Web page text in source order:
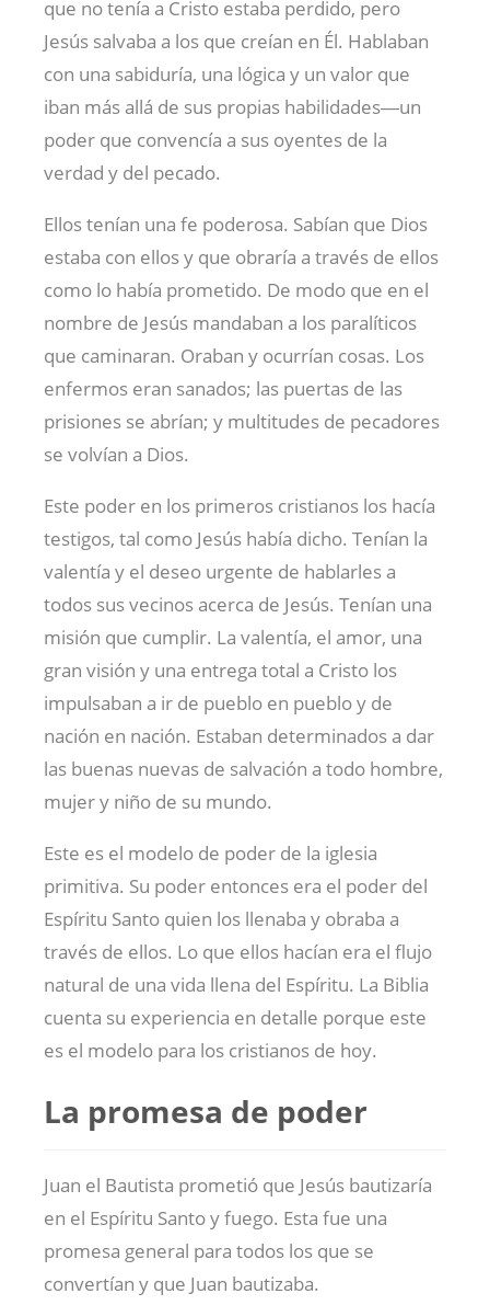
que no tenía a Cristo estaba perdido, pero
Jesús salvaba a los que creían en Él. Hablaban
con una sabiduría, una lógica y un valor que
iban más allá de sus propias habilidades―un
poder que convencía a sus oyentes de la
verdad y del pecado.
Ellos tenían una fe poderosa. Sabían que Dios
estaba con ellos y que obraría a través de ellos
como lo había prometido. De modo que en el
nombre de Jesús mandaban a los paralíticos
que caminaran. Oraban y ocurrían cosas. Los
enfermos eran sanados; las puertas de las
prisiones se abrían; y multitudes de pecadores
se volvían a Dios.
Este poder en los primeros cristianos los hacía
testigos, tal como Jesús había dicho. Tenían la
valentía y el deseo urgente de hablarles a
todos sus vecinos acerca de Jesús. Tenían una
misión que cumplir. La valentía, el amor, una
gran visión y una entrega total a Cristo los
impulsaban a ir de pueblo en pueblo y de
nación en nación. Estaban determinados a dar
las buenas nuevas de salvación a todo hombre,
mujer y niño de su mundo.
Este es el modelo de poder de la iglesia
primitiva. Su poder entonces era el poder del
Espíritu Santo quien los llenaba y obraba a
través de ellos. Lo que ellos hacían era el flujo
natural de una vida llena del Espíritu. La Biblia
cuenta su experiencia en detalle porque este
es el modelo para los cristianos de hoy.
La promesa de poder
Juan el Bautista prometió que Jesús bautizaría
en el Espíritu Santo y fuego. Esta fue una
promesa general para todos los que se
convertían y que Juan bautizaba.